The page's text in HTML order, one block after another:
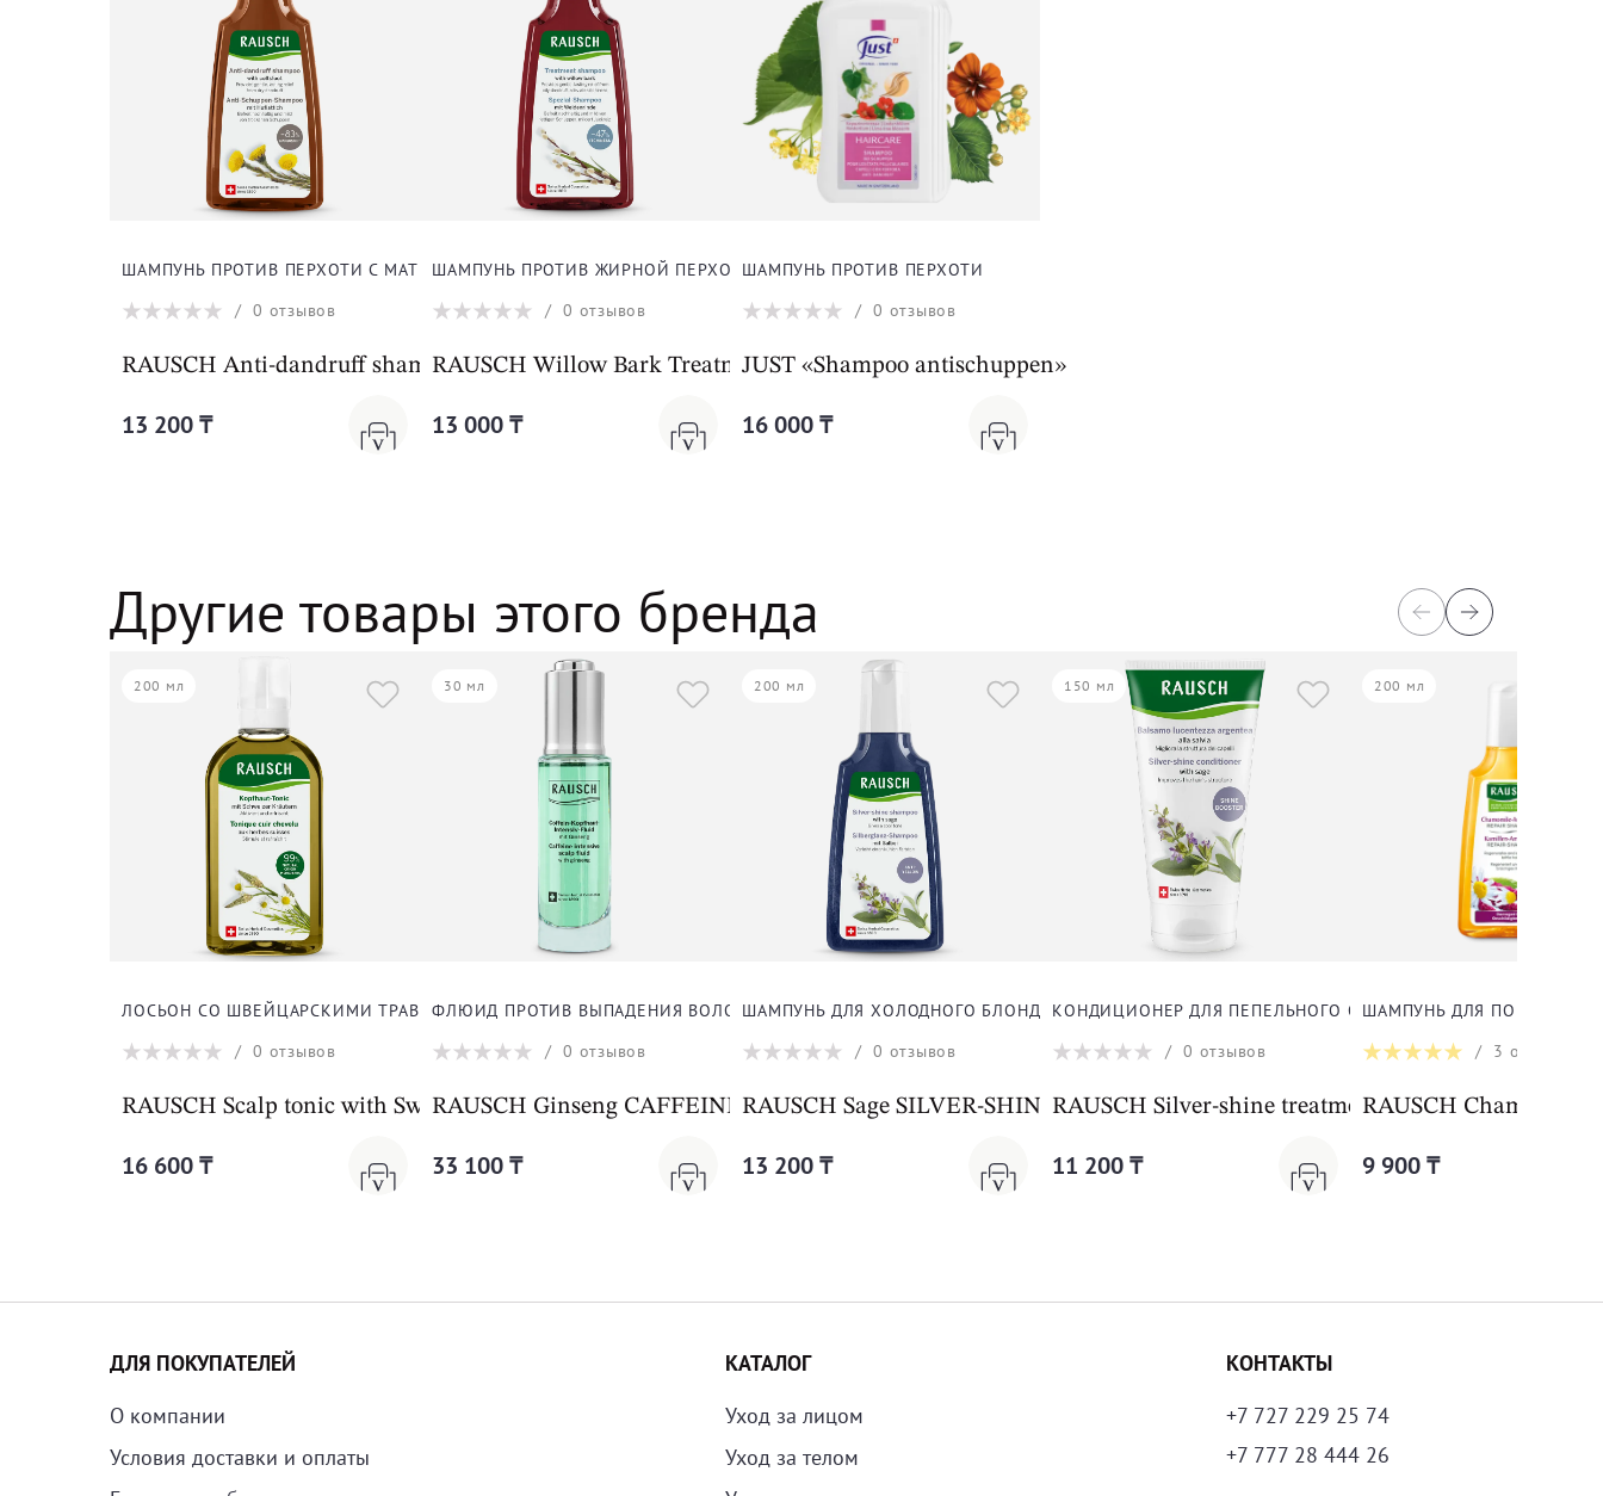
ШАМПУНЬ ПРОТИВ ПЕРХОТИ С МАТЬ-И-МАЧЕХОЙ
/0 отзывов
RAUSCH Anti-dandruff shampoo with coltsfoot
13 200 ₸
ШАМПУНЬ ПРОТИВ ЖИРНОЙ ПЕРХОТИ
/0 отзывов
RAUSCH Willow Bark Treatment Shampoo
13 000 ₸
ШАМПУНЬ ПРОТИВ ПЕРХОТИ
/0 отзывов
JUST «Shampoo antischuppen»
16 000 ₸
Другие товары этого бренда
200 мл
ЛОСЬОН СО ШВЕЙЦАРСКИМИ ТРАВАМИ ДЛЯ ВОЛОС
/0 отзывов
RAUSCH Scalp tonic with Swiss herbs
16 600 ₸
30 мл
ФЛЮИД ПРОТИВ ВЫПАДЕНИЯ ВОЛОС
/0 отзывов
RAUSCH Ginseng CAFFEINE INTENSIVE FLUID
33 100 ₸
200 мл
ШАМПУНЬ ДЛЯ ХОЛОДНОГО БЛОНДА
/0 отзывов
RAUSCH Sage SILVER-SHINE SHAMPOO
13 200 ₸
150 мл
КОНДИЦИОНЕР ДЛЯ ПЕПЕЛЬНОГО ОТТЕНКА С ШАЛФЕЕМ
/0 отзывов
RAUSCH Silver-shine treatment with sage
11 200 ₸
200 мл
ШАМПУНЬ ДЛЯ
/ 3 отзыва
RAUSCH Chamomile-
9 900 ₸
ДЛЯ ПОКУПАТЕЛЕЙ
О компании
Условия доставки и оплаты
КАТАЛОГ
Уход за лицом
Уход за телом
КОНТАКТЫ
+7 727 229 25 74
+7 777 28 444 26